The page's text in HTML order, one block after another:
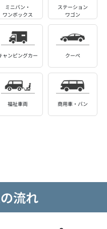
ミニバン・
ワンボックス
ステーション
ワゴン
ャンピングカー クーペ
福祉車両 商用車・バン
流れ